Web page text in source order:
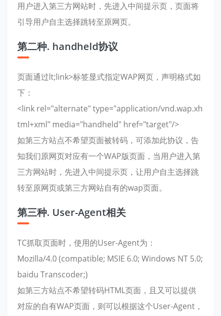
用户进入第三方网站时，先进入中间提示页，页面将
引导用户自主选择跳转至原网页。
第二种. handheld协议
页面通过lt;link>标签显式指定WAP网页，声明格式如
下：
<link rel="alternate" type="application/vnd.wap.xh
tml+xml" media="handheld" href="target"/>
如第三方站点不希望页面被转码，可添加此协议，告
知我们原网页对应有一个WAP版页面，当用户进入第
三方网站时，先进入中间提示页，让用户自主选择跳
转至原网页或第三方网站自有的wap页面。
第三种. User-Agent相关
TC抓取页面时，使用的User-Agent为：
Mozilla/4.0 (compatible; MSIE 6.0; Windows NT 5.0;
baidu Transcoder;)
如第三方站点不希望转码HTML页面，且又可以提供
对应的自有WAP页面，则可以根据这个User-Agent，